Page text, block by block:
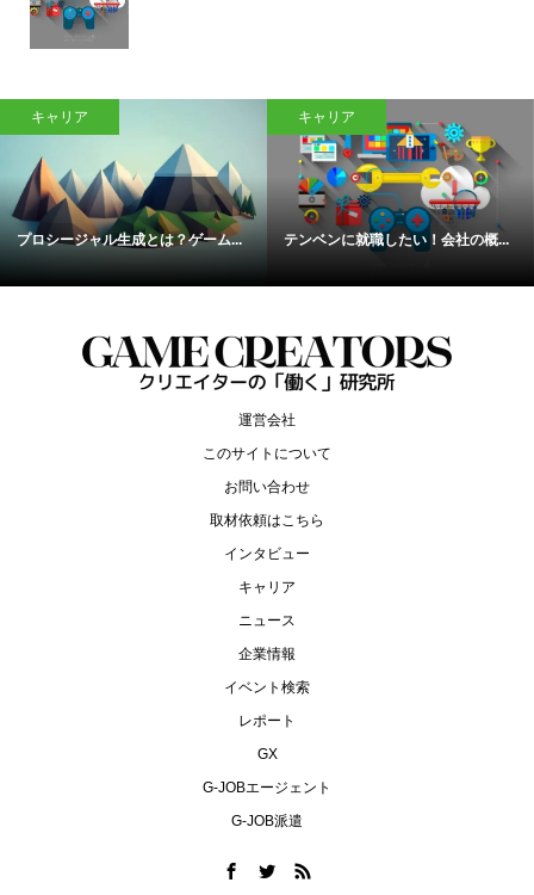
キャリア
プロシージャル生成とは？ゲーム...
キャリア
テンベンに就職したい！会社の概...
運営会社
このサイトについて
お問い合わせ
取材依頼はこちら
インタビュー
キャリア
ニュース
企業情報
イベント検索
レポート
GX
G-JOBエージェント
G-JOB派遣